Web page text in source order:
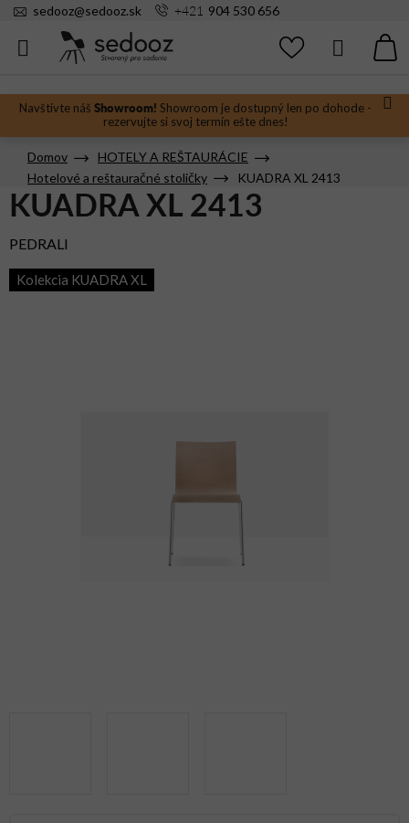
Prejsť
Navštívte náš Showroom! Showroom je dostupný len po dohode -
rezervujte si svoj termín ešte dnes!
sedooz@sedooz.sk +421 904 530 656
Hľadať
Domov
HOTELY A REŠTAURÁCIE
Hotelové a reštauračné stoličky
KUADRA XL 2413
KUADRA XL 2413
PEDRALI
Kolekcia KUADRA XL